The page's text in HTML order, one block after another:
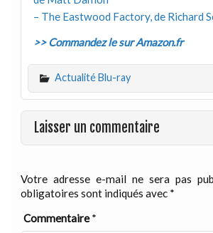
– The Eastwood Factory, de Richard
>> Commandez le sur Amazon.fr
Actualité Blu-ray
Laisser un commentaire
Votre adresse e-mail ne sera pas
obligatoires sont indiqués avec *
Commentaire*